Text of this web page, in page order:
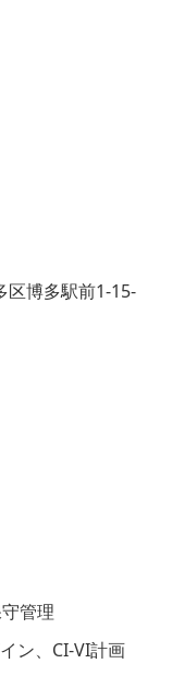
区博多駅前1-15-
管理
ン、CI-VI計画